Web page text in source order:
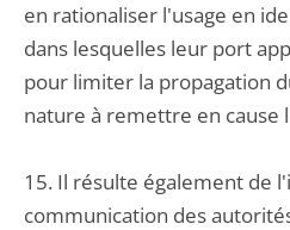
en rationaliser l'usage en
dans lesquelles leur port
pour limiter la propagation
nature à remettre en cause
15. Il résulte également de
communication des